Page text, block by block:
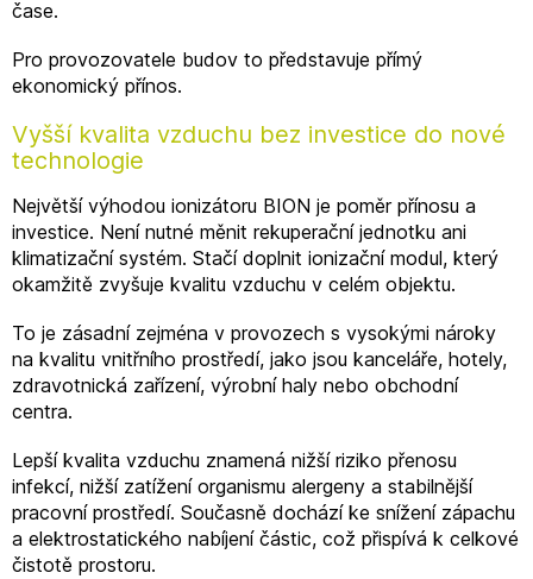
čase.
Pro provozovatele budov to představuje přímý
ekonomický přínos.
Vyšší kvalita vzduchu bez investice do nové
technologie
Největší výhodou ionizátoru BION je poměr přínosu a
investice. Není nutné měnit rekuperační jednotku ani
klimatizační systém. Stačí doplnit ionizační modul, který
okamžitě zvyšuje kvalitu vzduchu v celém objektu.
To je zásadní zejména v provozech s vysokými nároky
na kvalitu vnitřního prostředí, jako jsou kanceláře, hotely,
zdravotnická zařízení, výrobní haly nebo obchodní
centra.
Lepší kvalita vzduchu znamená nižší riziko přenosu
infekcí, nižší zatížení organismu alergeny a stabilnější
pracovní prostředí. Současně dochází ke snížení zápachu
a elektrostatického nabíjení částic, což přispívá k celkové
čistotě prostoru.